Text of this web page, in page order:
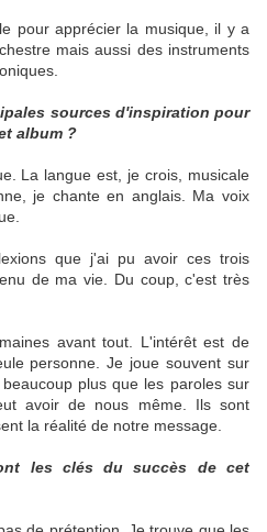
pour apprécier la musique, il y a
mais aussi des instruments
sources d'inspiration pour
album ?
La langue est, je crois, musicale
je chante en anglais. Ma voix
que j'ai pu avoir ces trois
de ma vie. Du coup, c'est très
avant tout. L'intérêt est de
personne. Je joue souvent sur
plus que les paroles sur
avoir de nous même. Ils sont
la réalité de notre message.
les clés du succès de cet